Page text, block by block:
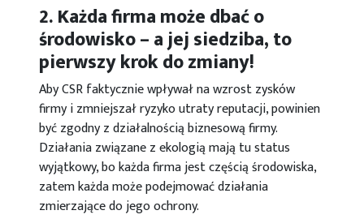
2. Każda firma może dbać o
środowisko – a jej siedziba, to
pierwszy krok do zmiany!
Aby CSR faktycznie wpływał na wzrost zysków
firmy i zmniejszał ryzyko utraty reputacji, powinien
być zgodny z działalnością biznesową firmy.
Działania związane z ekologią mają tu status
wyjątkowy, bo każda firma jest częścią środowiska,
zatem każda może podejmować działania
zmierzające do jego ochrony.